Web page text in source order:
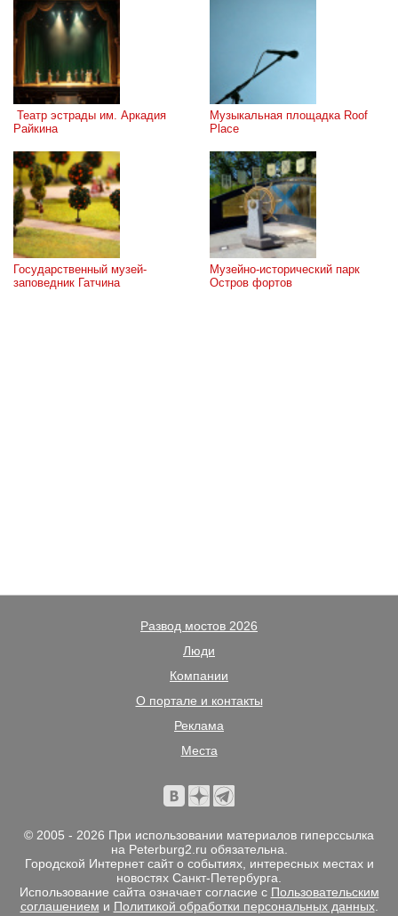
Райкина
Музыкальная площадка Roof
Place
Государственный музей-
заповедник Гатчина
Музейно-исторический парк
Остров фортов
Развод мостов 2026
Люди
Компании
О портале и контакты
Реклама
Места
© 2005 - 2026 При использовании материалов гиперссылка
на Peterburg2.ru обязательна.
Городской Интернет сайт о событиях, интересных местах и
новостях Санкт-Петербурга.
Использование сайта означает согласие с Пользовательским
соглашением и Политикой обработки персональных данных.